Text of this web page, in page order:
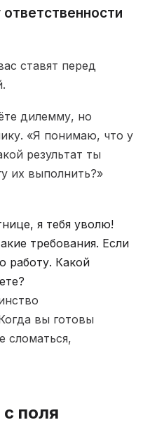
ставят перед
дилемму, но
«Я понимаю, что у
результат ты
их выполнить?»
я тебя уволю!
требования. Если
работу. Какой
вы готовы
сломаться,
поля